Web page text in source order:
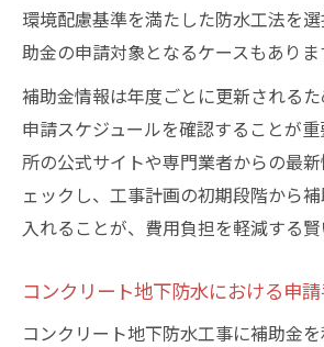
環境配慮基準を満たした防水工法を
助金の申請対象となるケースもありま
補助金情報は年度ごとに更新される
申請スケジュールを確認することが
所の公式サイトや専門業者からの最
ェックし、工事計画の初期段階から
入れることが、費用負担を軽減する賢
コンクリート地下防水における申
コンクリート地下防水工事に補助金